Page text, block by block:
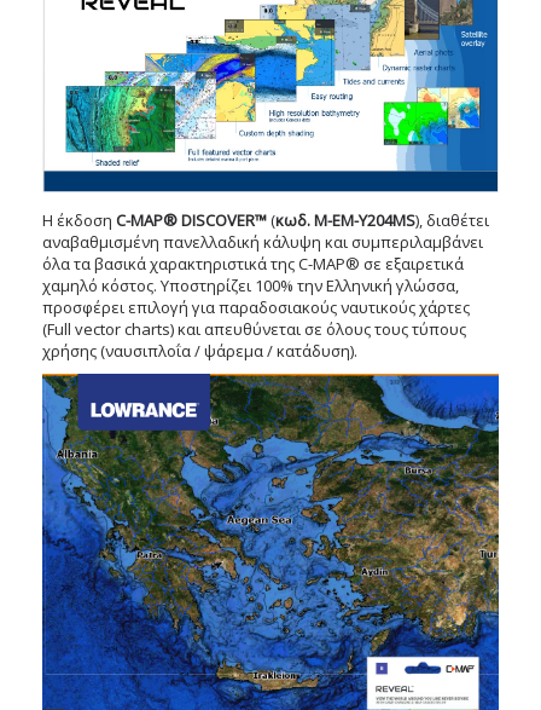
Η έκδοση C-MAP® DISCOVER™(κωδ. M-EM-Y204MS), διαθέτει
αναβαθμισμένη πανελλαδική κάλυψη και συμπεριλαμβάνει
όλα τα βασικά χαρακτηριστικά της C-MAP® σε εξαιρετικά
χαμηλό κόστος. Υποστηρίζει 100% την Ελληνική γλώσσα,
προσφέρει επιλογή για παραδοσιακούς ναυτικούς χάρτες
(Full vector charts) και απευθύνεται σε όλους τους τύπους
χρήσης (ναυσιπλοΐα / ψάρεμα / κατάδυση).